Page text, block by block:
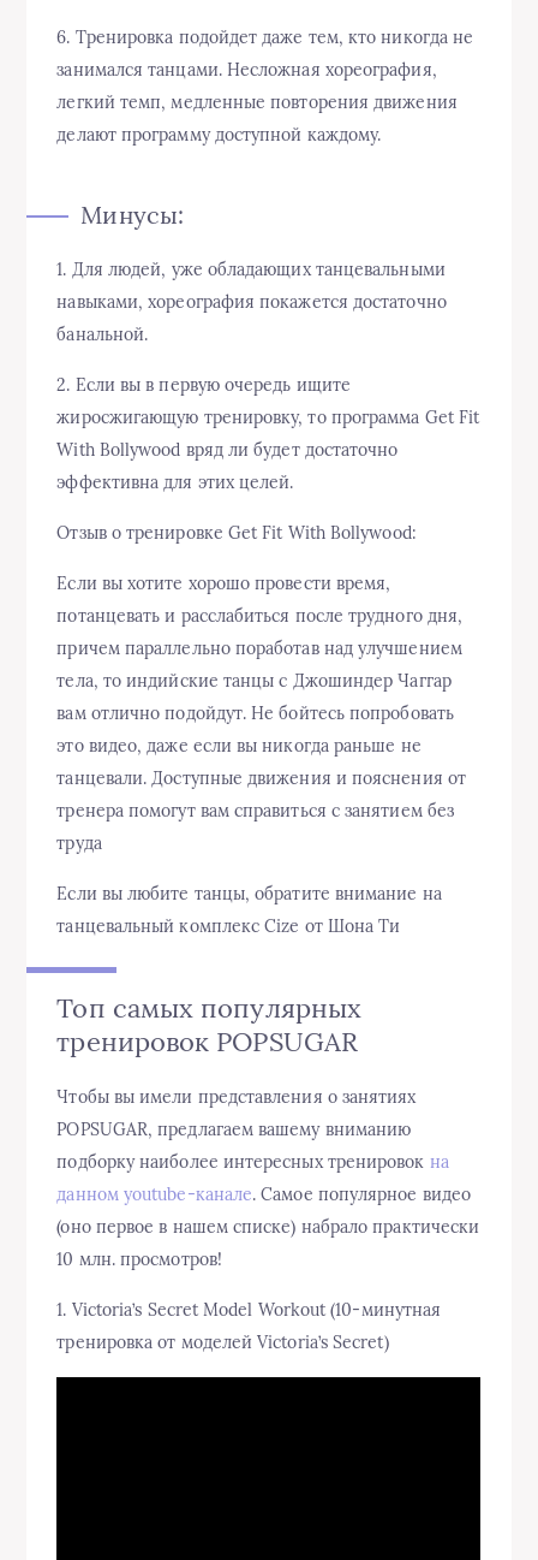
6. Тренировка подойдет даже тем, кто никогда не
занимался танцами. Несложная хореография,
легкий темп, медленные повторения движения
делают программу доступной каждому.
Минусы:
1. Для людей, уже обладающих танцевальными
навыками, хореография покажется достаточно
банальной.
2. Если вы в первую очередь ищите
жиросжигающую тренировку, то программа Get Fit
With Bollywood вряд ли будет достаточно
эффективна для этих целей.
Отзыв о тренировке Get Fit With Bollywood:
Если вы хотите хорошо провести время,
потанцевать и расслабиться после трудного дня,
причем параллельно поработав над улучшением
тела, то индийские танцы с Джошиндер Чаггар
вам отлично подойдут. Не бойтесь попробовать
это видео, даже если вы никогда раньше не
танцевали. Доступные движения и пояснения от
тренера помогут вам справиться с занятием без
труда
Если вы любите танцы, обратите внимание на
танцевальный комплекс Cize от Шона Ти
Топ самых популярных
тренировок POPSUGAR
Чтобы вы имели представления о занятиях
POPSUGAR, предлагаем вашему вниманию
подборку наиболее интересных тренировок на
данном youtube-канале. Самое популярное видео
(оно первое в нашем списке) набрало практически
10 млн. просмотров!
1. Victoria’s Secret Model Workout (10-минутная
тренировка от моделей Victoria’s Secret)